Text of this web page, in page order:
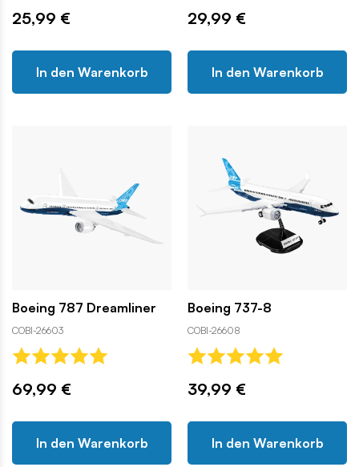
25,99 €
In den Warenkorb
29,99 €
In den Warenkorb
Boeing 787 Dreamliner
COBI-26603
69,99 €
In den Warenkorb
Boeing 737-8
COBI-26608
39,99 €
In den Warenkorb